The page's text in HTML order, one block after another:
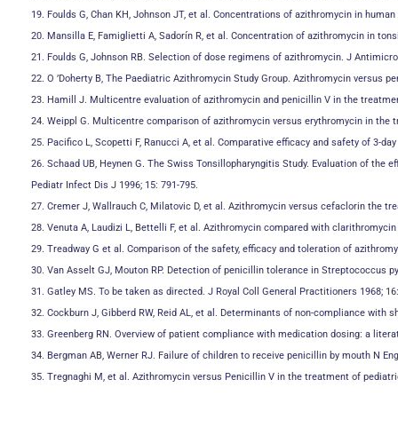
19. Foulds G, Chan KH, Johnson JT, et al. Concentrations of azithromycin in
20. Mansilla E, Famiglietti A, Sadorín R, et al. Concentration of azithromycin in
21. Foulds G, Johnson RB. Selection of dose regimens of azithromycin. J
22. O ’Doherty B, The Paediatric Azithromycin Study Group. Azithromycin
23. Hamill J. Multicentre evaluation of azithromycin and penicillin V in the
24. Weippl G. Multicentre comparison of azithromycin versus erythromycin in
25. Pacifico L, Scopetti F, Ranucci A, et al. Comparative efficacy and safety of 3-
26. Schaad UB, Heynen G. The Swiss Tonsillopharyngitis Study. Evaluation of
Pediatr Infect Dis J 1996; 15: 791-795.
27. Cremer J, Wallrauch C, Milatovic D, et al. Azithromycin versus cefaclorin the
28. Venuta A, Laudizi L, Bettelli F, et al. Azithromycin compared with
29. Treadway G et al. Comparison of the safety, efficacy and toleration of
30. Van Asselt GJ, Mouton RP. Detection of penicillin tolerance in Streptococcus
31. Gatley MS. To be taken as directed. J Royal Coll General Practitioners 1968;
32. Cockburn J, Gibberd RW, Reid AL, et al. Determinants of non-compliance with
33. Greenberg RN. Overview of patient compliance with medication dosing: a
34. Bergman AB, Werner RJ. Failure of children to receive penicillin by mouth N
35. Tregnaghi M, et al. Azithromycin versus Penicillin V in the treatment of